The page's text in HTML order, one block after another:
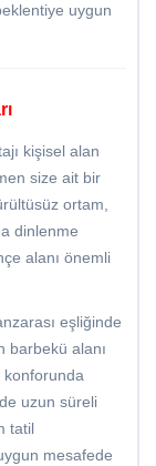
uygun
kişisel alan
size ait bir
ortam,
dinlenme
alanı önemli
eşliğinde
barbekü alanı
konforunda
uzun süreli
tatil
mesafede